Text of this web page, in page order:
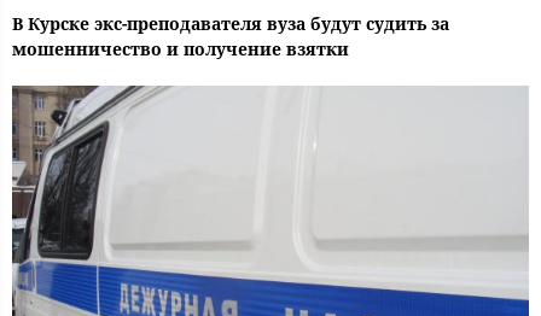
В Курске экс-преподавателя вуза будут судить за
мошенничество и получение взятки